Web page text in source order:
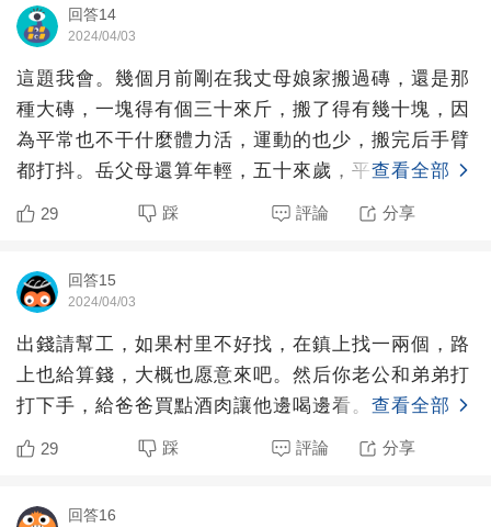
回答14
2024/04/03
這題我會。幾個月前剛在我丈母娘家搬過磚，還是那
種大磚，一塊得有個三十來斤，搬了得有幾十塊，因
為平常也不干什麼體力活，運動的也少，搬完后手臂
都打抖。岳父母還算年輕，五十來歲，平常也會干些
體力活，所以他們
查看全部
29 踩 評論 分享
回答15
2024/04/03
出錢請幫工，如果村里不好找，在鎮上找一兩個，路
上也給算錢，大概也愿意來吧。然后你老公和弟弟打
打下手，給爸爸買點酒肉讓他邊喝邊看。 查看全部
29 踩 評論 分享
回答16